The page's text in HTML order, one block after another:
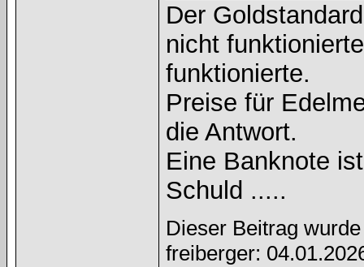
Der
nicht
funktionierte.
Preise für
die Antwort.
Eine Banknote
Schuld .....
Dieser Beitrag
freiberger: